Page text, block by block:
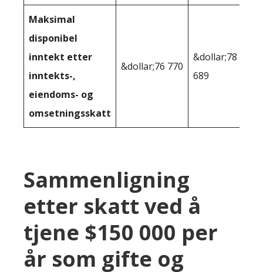
Maksimal
disponibel
inntekt etter
inntekts-,
eiendoms- og
omsetningsskatt
&dollar;76 770
&dollar;78
689
Sammenligning
etter skatt ved å
tjene $150 000 per
år som gifte og